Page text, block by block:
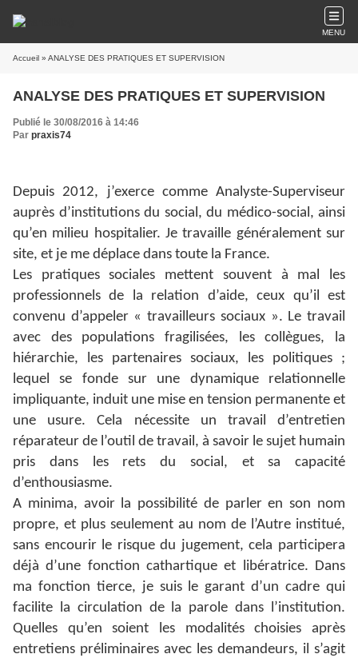
MENU
Accueil » ANALYSE DES PRATIQUES ET SUPERVISION
ANALYSE DES PRATIQUES ET SUPERVISION
Publié le 30/08/2016 à 14:46
Par praxis74
Depuis 2012, j’exerce comme Analyste-Superviseur
auprès d’institutions du social, du médico-social, ainsi
qu’en milieu hospitalier. Je travaille généralement sur
site, et je me déplace dans toute la France.
Les pratiques sociales mettent souvent à mal les
professionnels de la relation d’aide, ceux qu’il est
convenu d’appeler « travailleurs sociaux ». Le travail
avec des populations fragilisées, les collègues, la
hiérarchie, les partenaires sociaux, les politiques ;
lequel se fonde sur une dynamique relationnelle
impliquante, induit une mise en tension permanente et
une usure. Cela nécessite un travail d’entretien
réparateur de l’outil de travail, à savoir le sujet humain
pris dans les rets du social, et sa capacité
d’enthousiasme.
A minima, avoir la possibilité de parler en son nom
propre, et plus seulement au nom de l’Autre institué,
sans encourir le risque du jugement, cela participera
déjà d’une fonction cathartique et libératrice. Dans
ma fonction tierce, je suis le garant d’un cadre qui
facilite la circulation de la parole dans l’institution.
Quelles qu’en soient les modalités choisies après
entretiens préliminaires avec les demandeurs, il s’agit